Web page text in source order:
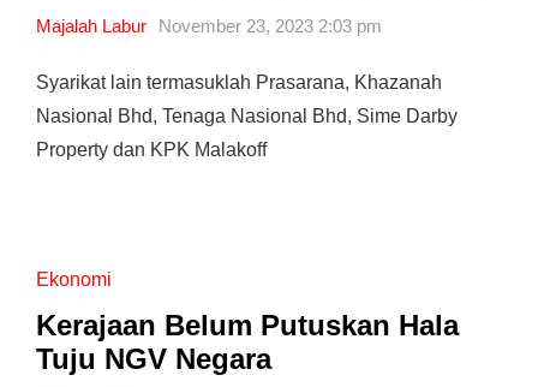
Majalah Labur November 23, 2023 2:03 pm
Syarikat lain termasuklah Prasarana, Khazanah
Nasional Bhd, Tenaga Nasional Bhd, Sime Darby
Property dan KPK Malakoff
Ekonomi
Kerajaan Belum Putuskan Hala
Tuju NGV Negara